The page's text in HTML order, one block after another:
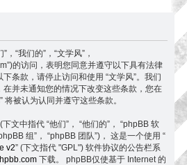
，“我们的”，“文学风”，
的访问，表明您同意并遵守以下具有法律
条款，请停止访问和使用 “文学风”。我们
并未通知您的情况下改变这些条款，您在
将被认为认同并遵守这些条款。
文中指代 “他们”， “他们的”， “phpBB 软
组”， “phpBB 团队”)， 这是一个使用 “
v2” (下文指代 "GPL") 软件协议的公告栏系
下载。 phpBB仅使基于 Internet 的